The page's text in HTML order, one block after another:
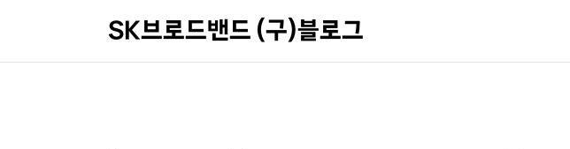
SK브로드밴드 (구)블로그